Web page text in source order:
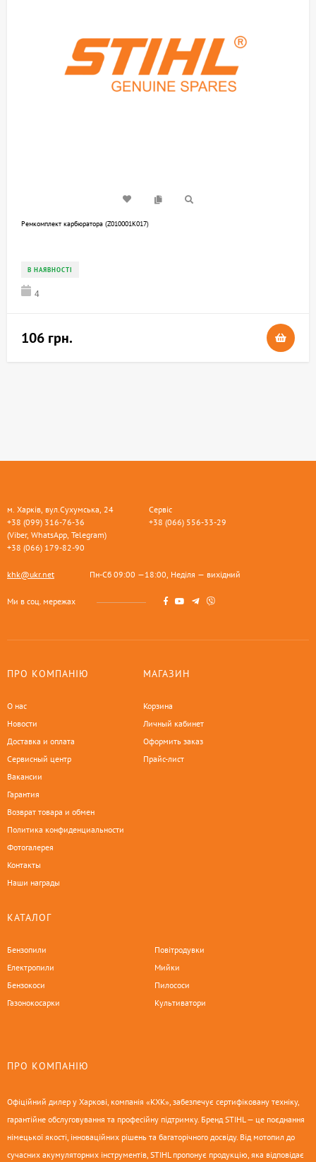
Ремкомплект карбюратора (Z010001K017)
В НАЯВНОСТІ
4
106 грн.
м. Харків, вул.Сухумська, 24
+38 (099) 316-76-36
(Viber, WhatsApp, Telegram)
+38 (066) 179-82-90
Сервіс
+38 (066) 556-33-29
khk@ukr.net Пн-Сб 09:00 —18:00, Неділя — вихідний
Ми в соц. мережах
ПРО КОМПАНІЮ
О нас
Новости
Доставка и оплата
Сервисный центр
Вакансии
Гарантия
Возврат товара и обмен
Политика конфиденциальности
Фотогалерея
Контакты
Наши награды
МАГАЗИН
Корзина
Личный кабинет
Оформить заказ
Прайс-лист
КАТАЛОГ
Бензопили
Електропили
Бензокоси
Газонокосарки
Повітродувки
Мийки
Пилососи
Культиватори
ПРО КОМПАНІЮ
Офіційний дилер у Харкові, компанія «КХК», забезпечує сертифіковану техніку,
гарантійне обслуговування та професійну підтримку. Бренд STIHL — це поєднання
німецької якості, інноваційних рішень та багаторічного досвіду. Від мотопил до
сучасних акумуляторних інструментів, STIHL пропонує продукцію, яка відповідає